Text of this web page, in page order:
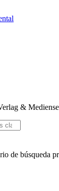
&
de búsqueda